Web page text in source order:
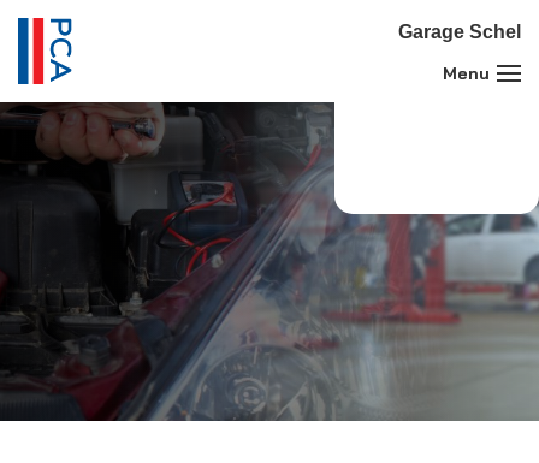
Garage Schel